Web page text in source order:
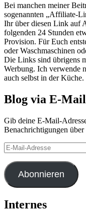
Bei manchen meiner
sogenannten „Affiliate-
Ihr über diesen Link auf
folgenden 24 Stunden
Provision. Für Euch
oder Waschmaschinen
Die Links sind übrigens
Werbung. Ich verwende
auch selbst in der Küche.
Blog via E-
Gib deine E-Mail-
Benachrichtigungen
E-
Mail-
Adresse
Abonnieren
Internes